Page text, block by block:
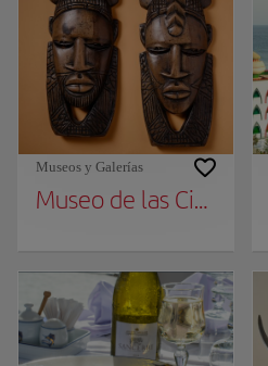
Museos y Galerías
Museo de las